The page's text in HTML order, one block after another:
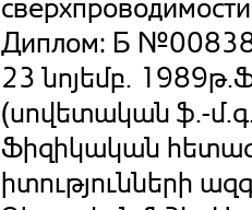
Диплом: Б
23 նոյեմբ.
(սովետական ֆ.-
Ֆիզիկական
իտությունների